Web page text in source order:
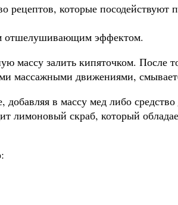
рецептов, которые посодействуют
отшелушивающим эффектом.
массу залить кипяточком. После
массажными движениями,
в массу мед либо
лимоновый скраб, который